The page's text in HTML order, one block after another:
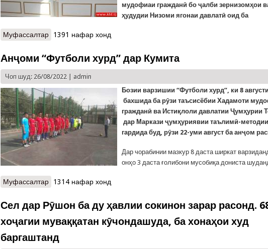
мудофиаи гражданӣ бо ҷалби зернизомҳои
ҳудудии Низоми ягонаи давлатӣ оид ба
Муфассалтар о Оғози машқи мукаммали мудофиаи гражданӣ дар шаҳри
1391 нафар хонд
Анҷоми “Футболи хурд” дар Кумита
Чоп шуд: 26/08/2022 | admin
Бозии варзишии “Футболи хурд”, ки 8
бахшида ба рӯзи таъсисёбии Хадамоти
гражданӣ ва Истиқлоли давлатии Ҷумҳурии
дар Маркази ҷумҳуриявии таълимӣ-методии
гардида буд, рӯзи 22-уми август ба анҷом
Дар чорабинии мазкур 8 даста ширкат
онҳо 3 даста ғолибони мусобиқа дониста
Муфассалтар о Анҷоми “Футболи хурд” дар Кумита
1314 нафар хонд
Сел дар Рӯшон ба ду ҳавлии сокинон зарар расонд.
хоҷагии муваққатан кӯчондашуда, ба хонаҳои худ
баргаштанд